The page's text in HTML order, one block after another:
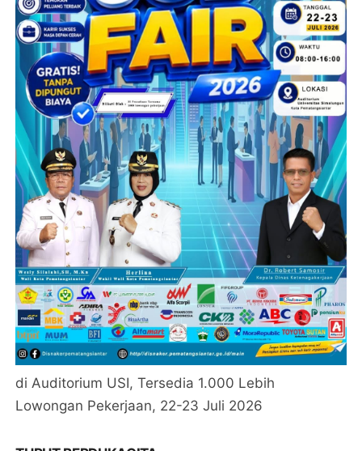
di Auditorium USI, Tersedia 1.000 Lebih
Lowongan Pekerjaan, 22-23 Juli 2026